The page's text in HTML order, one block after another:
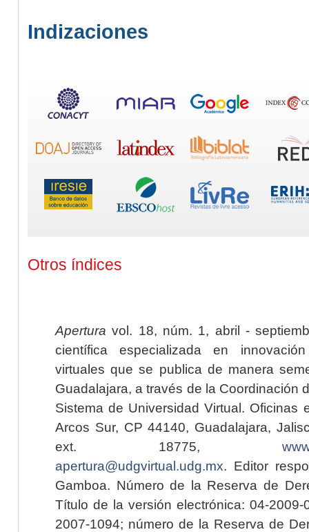
Indizaciones
Otros índices
Apertura vol. 18, núm. 1, abril -
científica especializada en
virtuales que se publica de manera
Guadalajara, a través de la Coordinación
Sistema de Universidad Virtual. Oficinas
Arcos Sur, CP 44140, Guadalajara,
ext. 18775,
apertura@udgvirtual.udg.mx. Editor
Gamboa. Número de la Reserva de
Título de la versión electrónica: 04-2009-
2007-1094; número de la Reserva de